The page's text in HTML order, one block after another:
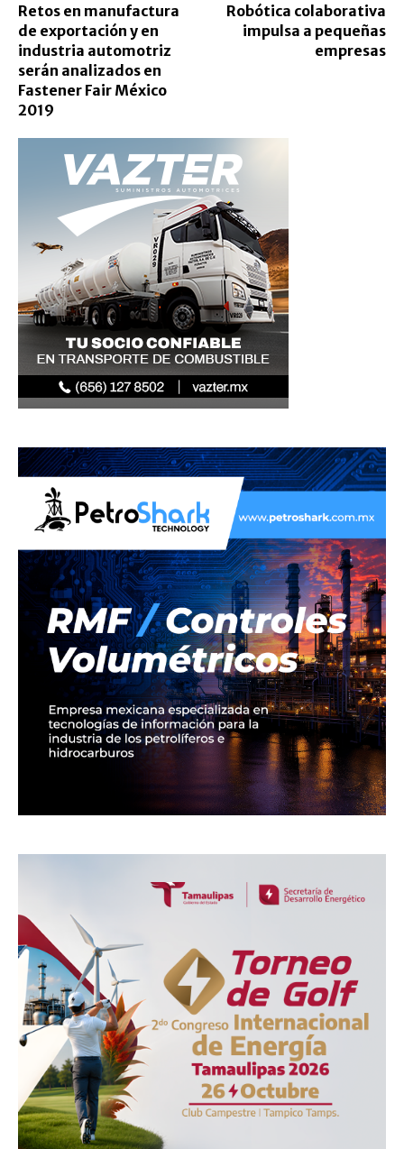
Retos en manufactura
de exportación y en
industria automotriz
serán analizados en
Fastener Fair México
2019
Robótica colaborativa
impulsa a pequeñas
empresas